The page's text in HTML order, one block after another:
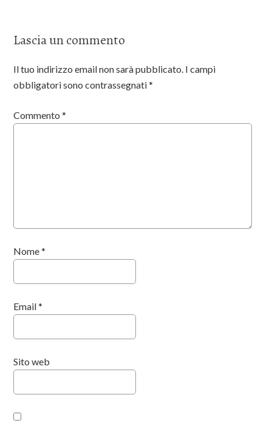
Lascia un commento
Il tuo indirizzo email non sarà pubblicato. I campi
obbligatori sono contrassegnati*
Commento*
Nome*
Email*
Sito web